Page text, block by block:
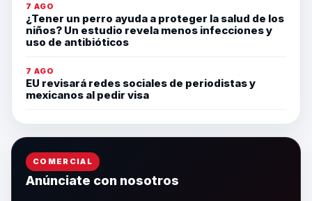
7 AGO
¿Tener un perro ayuda a proteger la salud de los
niños? Un estudio revela menos infecciones y
uso de antibióticos
7 AGO
EU revisará redes sociales de periodistas y
mexicanos al pedir visa
COMERCIAL
Anúnciate con nosotros